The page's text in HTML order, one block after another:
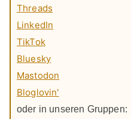
Threads
LinkedIn
TikTok
Bluesky
Mastodon
Bloglovin'
oder in unseren Gruppen: